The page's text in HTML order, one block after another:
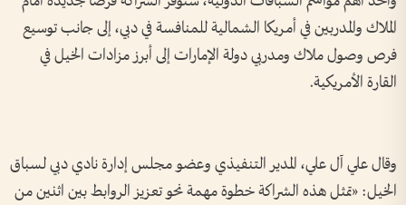
الملاك والمدربين في أمريكا الشمالية للمنافسة في دبي، إلى جانب توسيع
فرص وصول ملاك ومدربي دولة الإمارات إلى أبرز مزادات الخيل في
القارة الأمريكية.
وقال علي آل علي، المدير التنفيذي وعضو مجلس إدارة نادي دبي لسباق
الخيل: «تمثل هذه الشراكة خطوة مهمة نحو تعزيز الروابط بين اثنين من